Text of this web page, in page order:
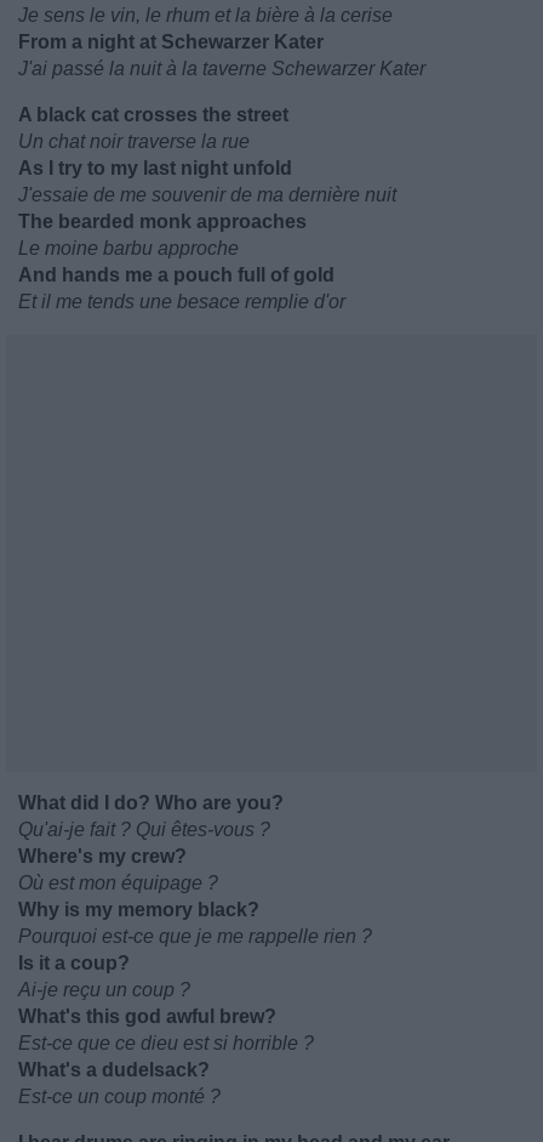
Je sens le vin, le rhum et la bière à la cerise
From a night at Schewarzer Kater
J'ai passé la nuit à la taverne Schewarzer Kater
A black cat crosses the street
Un chat noir traverse la rue
As I try to my last night unfold
J'essaie de me souvenir de ma dernière nuit
The bearded monk approaches
Le moine barbu approche
And hands me a pouch full of gold
Et il me tends une besace remplie d'or
What did I do? Who are you?
Qu'ai-je fait ? Qui êtes-vous ?
Where's my crew?
Où est mon équipage ?
Why is my memory black?
Pourquoi est-ce que je me rappelle rien ?
Is it a coup?
Ai-je reçu un coup ?
What's this god awful brew?
Est-ce que ce dieu est si horrible ?
What's a dudelsack?
Est-ce un coup monté ?